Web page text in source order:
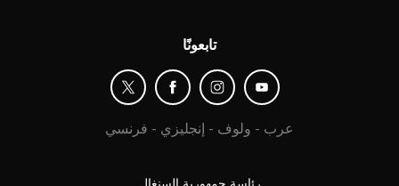
تابعونًا
فرنسي - إنجليزي - ولوف - عرب